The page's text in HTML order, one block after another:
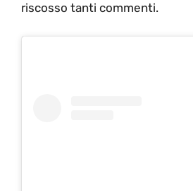
riscosso tanti commenti.